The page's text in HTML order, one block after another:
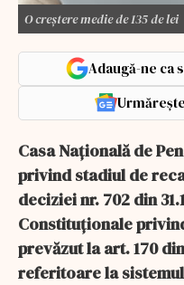
O creștere medie de 135 de lei
Adaugă-ne ca
Casa Națională de
privind stadiul de
deciziei nr. 702 din
Constituționale
prevăzut la art. 170
referitoare la